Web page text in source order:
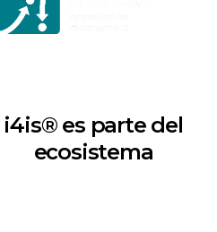
i4is® es parte del
ecosistema